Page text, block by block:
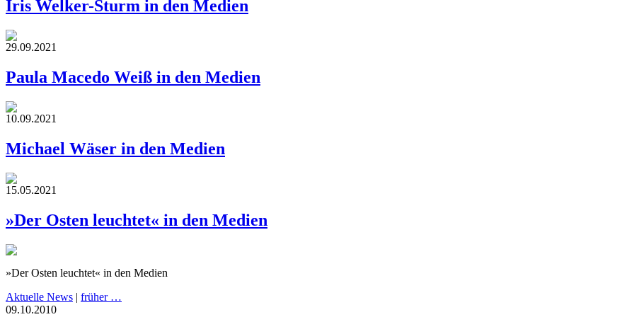
Iris Welker-Sturm in den Medien
29.09.2021
Paula Macedo Weiß in den Medien
10.09.2021
Michael Wäser in den Medien
15.05.2021
»Der Osten leuchtet« in den Medien
»Der Osten leuchtet« in den Medien
Aktuelle News | früher …
09.10.2010